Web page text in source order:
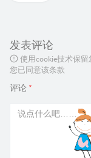
发表评论
使用cookie技术保
您已同意该条款
评论 *